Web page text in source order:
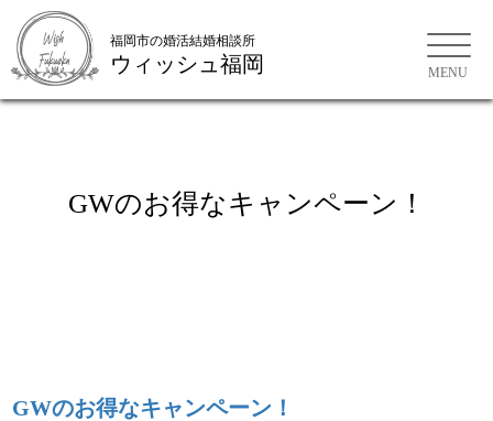
福岡市の婚活結婚相談所
ウィッシュ福岡
GWのお得なキャンペーン！
GWのお得なキャンペーン！